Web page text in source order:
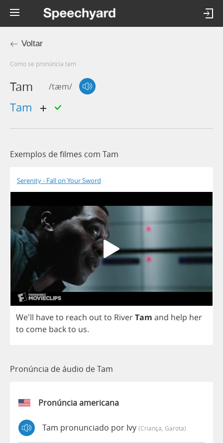
Voltar
Como se pronúncia tam
Tam /tæm/
tam
Exemplos de filmes com Tam
Serenity - Fall on Your Sword
We'll haveto reach outto RiverTam and help her
to come backto us.
Pronúncia de áudio de Tam
Pronúncia americana
Tam pronunciado por Ivy (criança, Garota)